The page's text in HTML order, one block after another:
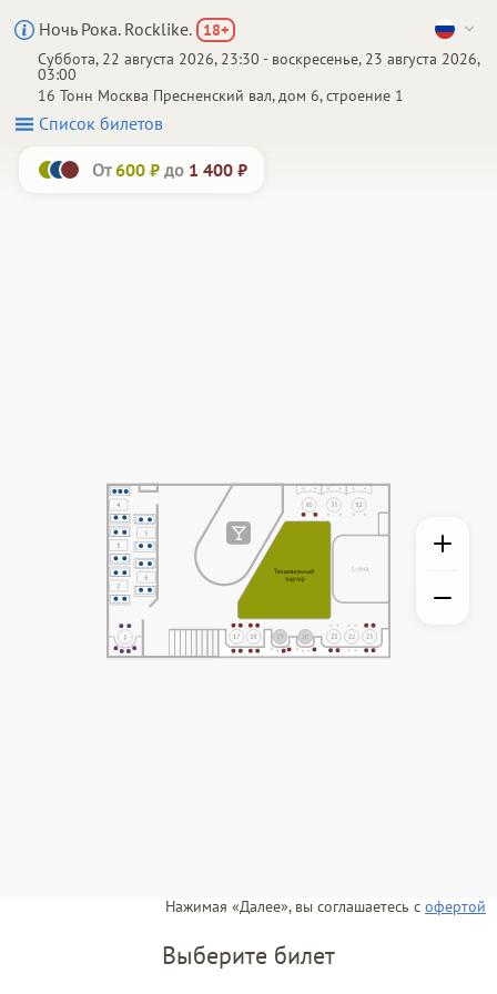
Ночь Рока. Rocklike. 18+
Суббота, 22 августа 2026, 23:30 - воскресенье, 23 августа 2026,
03:00
16 Тонн Москва Пресненский вал, дом 6, строение 1
Список билетов
От 600 ₽ до 1 400 ₽
Нажимая «Далее», вы соглашаетесь с офертой
Выберите билет